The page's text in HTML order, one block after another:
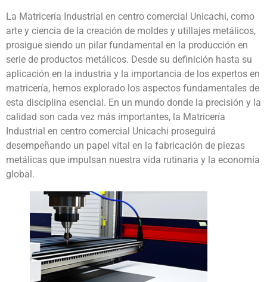
La Matricería Industrial en centro comercial Unicachi, como
arte y ciencia de la creación de moldes y utillajes metálicos,
prosigue siendo un pilar fundamental en la producción en
serie de productos metálicos. Desde su definición hasta su
aplicación en la industria y la importancia de los expertos en
matricería, hemos explorado los aspectos fundamentales de
esta disciplina esencial. En un mundo donde la precisión y la
calidad son cada vez más importantes, la Matricería
Industrial en centro comercial Unicachi proseguirá
desempeñando un papel vital en la fabricación de piezas
metálicas que impulsan nuestra vida rutinaria y la economía
global.